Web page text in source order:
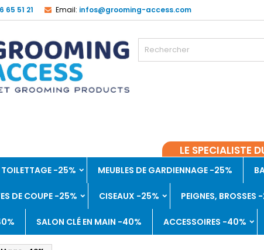
65 51 21 Email: infos@grooming-access.com
LE SPECIALISTE
TOILETTAGE -25% MEUBLES DE GARDIENNAGE -25%
DE COUPE -25% CISEAUX -25% PEIGNES, BROSSES
SALON CLÉ EN MAIN -40% ACCESSOIRES -40%